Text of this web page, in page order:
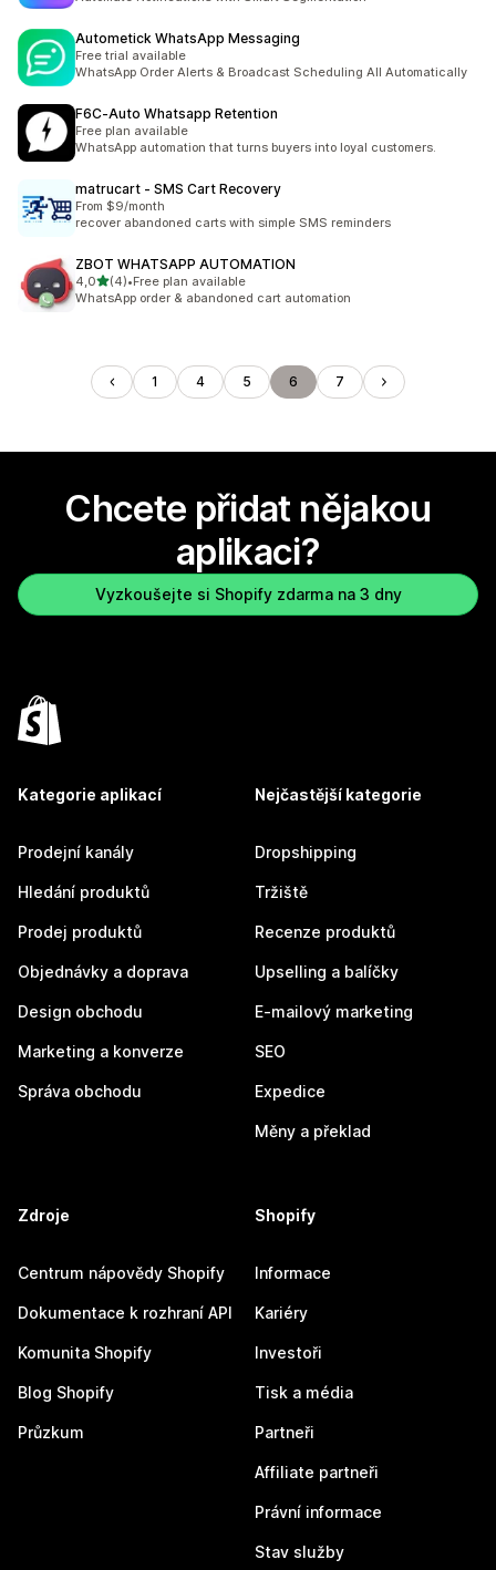
Autometick WhatsApp Messaging
Free trial available
WhatsApp Order Alerts & Broadcast Scheduling All Automatically
F6C‑Auto Whatsapp Retention
Free plan available
WhatsApp automation that turns buyers into loyal customers.
matrucart ‑ SMS Cart Recovery
From $9/month
recover abandoned carts with simple SMS reminders
ZBOT WHATSAPP AUTOMATION
4,0z 5 hvězd
(4)
Celkový počet recenzí: 4
•Free plan available
WhatsApp order & abandoned cart automation
1 4 5 6 7
Chcete přidat nějakou
aplikaci?
Vyzkoušejte si Shopify zdarma na 3 dny
Kategorie aplikací
Prodejní kanály
Hledání produktů
Prodej produktů
Objednávky a doprava
Design obchodu
Marketing a konverze
Správa obchodu
Nejčastější kategorie
Dropshipping
Tržiště
Recenze produktů
Upselling a balíčky
E-mailový marketing
SEO
Expedice
Měny a překlad
Zdroje
Centrum nápovědy Shopify
Dokumentace k rozhraní API
Komunita Shopify
Blog Shopify
Průzkum
Shopify
Informace
Kariéry
Investoři
Tisk a média
Partneři
Affiliate partneři
Právní informace
Stav služby